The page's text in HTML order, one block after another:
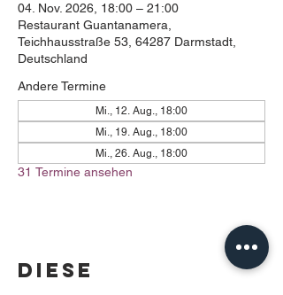
04. Nov. 2026, 18:00 – 21:00
Restaurant Guantanamera,
Teichhausstraße 53, 64287 Darmstadt,
Deutschland
Andere Termine
Mi., 12. Aug., 18:00
Mi., 19. Aug., 18:00
Mi., 26. Aug., 18:00
31 Termine ansehen
Diese